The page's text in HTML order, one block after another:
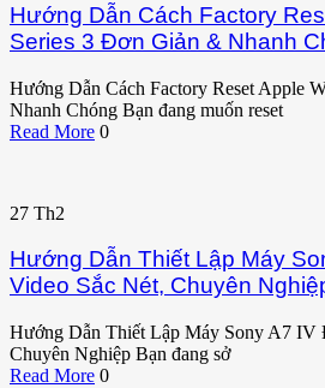
Hướng Dẫn Cách Factory
Series 3 Đơn Giản & Nhanh
Hướng Dẫn Cách Factory Reset Apple
Nhanh Chóng Bạn đang muốn reset
Read More 0
27 Th2
Hướng Dẫn Thiết Lập Máy
Video Sắc Nét, Chuyên
Hướng Dẫn Thiết Lập Máy Sony A7 IV
Chuyên Nghiệp Bạn đang sở
Read More 0